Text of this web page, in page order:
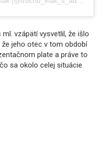
vzápätí vysvetlil, že išlo
jeho otec v tom období
plate a práve to
sa okolo celej situácie